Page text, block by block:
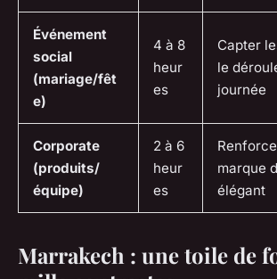
Événement
social
(mariage/fêt
e)
4 à 8
heur
es
Capter
le
journée
Corporate
(produits/
équipe)
2 à 6
heur
es
marque
élégant
Marrakech : une toile de